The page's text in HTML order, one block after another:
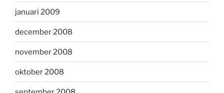
januari 2009
december 2008
november 2008
oktober 2008